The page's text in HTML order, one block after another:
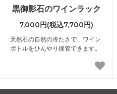
黒御影石のワインラック
7,000円(税込7,700円)
天然石の自然の冷たさで、ワイン
ボトルをひんやり保管できます。